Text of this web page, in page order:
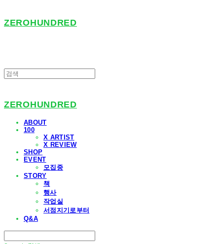
ZEROHUNDRED
ZEROHUNDRED
ABOUT
100
X ARTIST
X REVIEW
SHOP
EVENT
모집중
STORY
책
행사
작업실
서점지기로부터
Q&A